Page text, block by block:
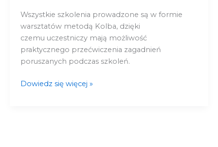
Wszystkie szkolenia prowadzone są w formie
warsztatów metodą Kolba, dzięki
czemu uczestniczy mają możliwość
praktycznego przećwiczenia zagadnień
poruszanych podczas szkoleń.
Dowiedz się więcej »